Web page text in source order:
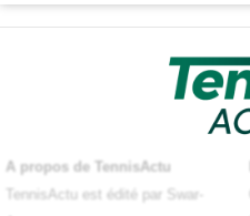
A propos de TennisActu
TennisActu est édité par Swar-